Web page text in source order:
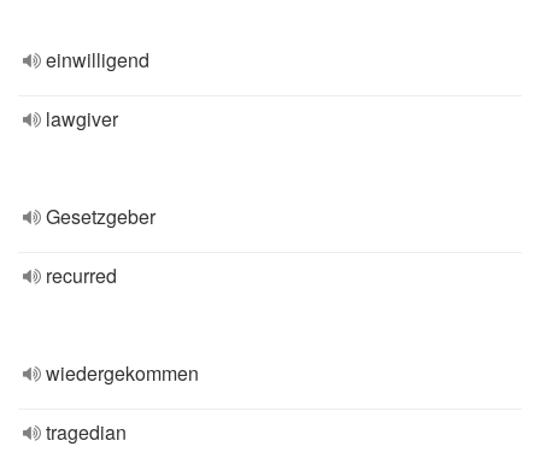
einwilligend
lawgiver
Gesetzgeber
recurred
wiedergekommen
tragedian